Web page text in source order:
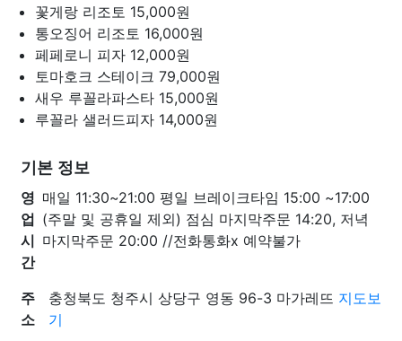
꽃게랑 리조토 15,000원
통오징어 리조토 16,000원
페페로니 피자 12,000원
토마호크 스테이크 79,000원
새우 루꼴라파스타 15,000원
루꼴라 샐러드피자 14,000원
기본 정보
영
업
시
간
매일 11:30~21:00 평일 브레이크타임 15:00 ~17:00
(주말 및 공휴일 제외) 점심 마지막주문 14:20, 저녁
마지막주문 20:00 //전화통화x 예약불가
주
소
충청북도 청주시 상당구 영동 96-3 마가레뜨 지도보
기